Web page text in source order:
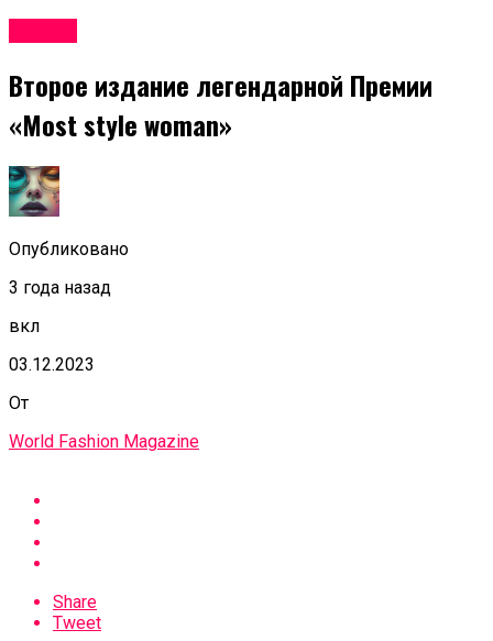
Второе издание легендарной Премии
«Most style woman»
Опубликовано
3 года назад
вкл
03.12.2023
От
World Fashion Magazine
Share
Tweet